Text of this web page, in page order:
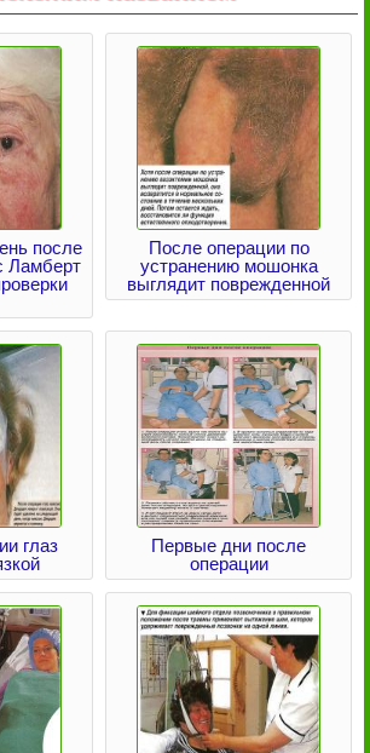
после
Ламберт
После операции по
устранению мошонка
выглядит поврежденной
глаз
Первые дни после
операции